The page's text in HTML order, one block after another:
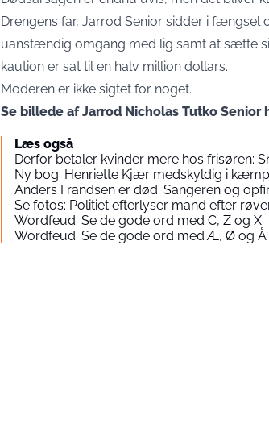
Drengens far, Jarrod Senior sidder i fængsel
uanstændig omgang med lig samt at sætte
kaution er sat til en halv million dollars.
Moderen er ikke sigtet for noget.
Se billede af Jarrod Nicholas Tutko Senior
Læs også
Derfor betaler kvinder mere hos frisøren:
Ny bog: Henriette Kjær medskyldig i
Anders Frandsen er død: Sangeren og
Se fotos: Politiet efterlyser mand efter
Wordfeud: Se de gode ord med C, Z og X
Wordfeud: Se de gode ord med Æ, Ø og Å